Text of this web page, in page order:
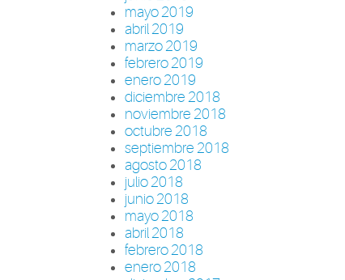
mayo 2019
abril 2019
marzo 2019
febrero 2019
enero 2019
diciembre 2018
noviembre 2018
octubre 2018
septiembre 2018
agosto 2018
julio 2018
junio 2018
mayo 2018
abril 2018
febrero 2018
enero 2018